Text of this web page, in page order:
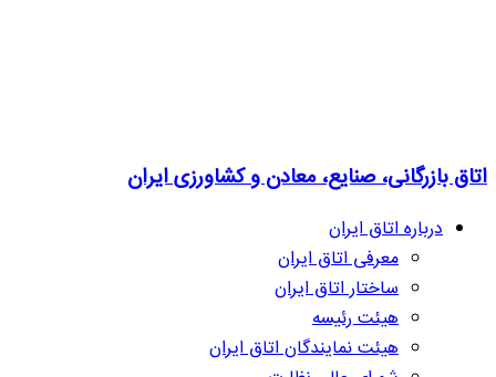
اتاق بازرگانی، صنایع، معادن و کشاورزی ایران
درباره اتاق ایران
معرفی اتاق ایران
ساختار اتاق ایران
هیئت رئیسه
هیئت نمایندگان اتاق ایران